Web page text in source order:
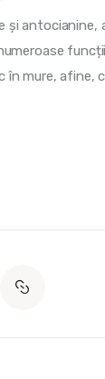
și antocianine,
în mure, afine,